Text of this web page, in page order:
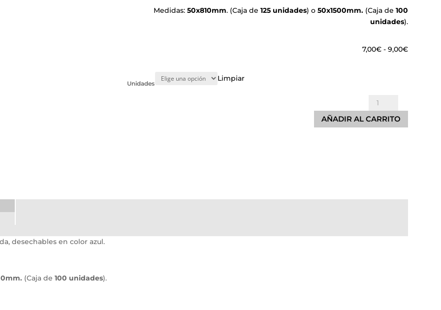
Medidas: 50x810mm. (Caja de 125 unidades) o 50x1500mm.(Caja de 100
unidades).
7,00€ - 9,00€Rango
Unidades
Limpiar
Protector
Cubre
Cables
AÑADIR AL CARRITO
desechables en color azul.
(Caja de100 unidades).